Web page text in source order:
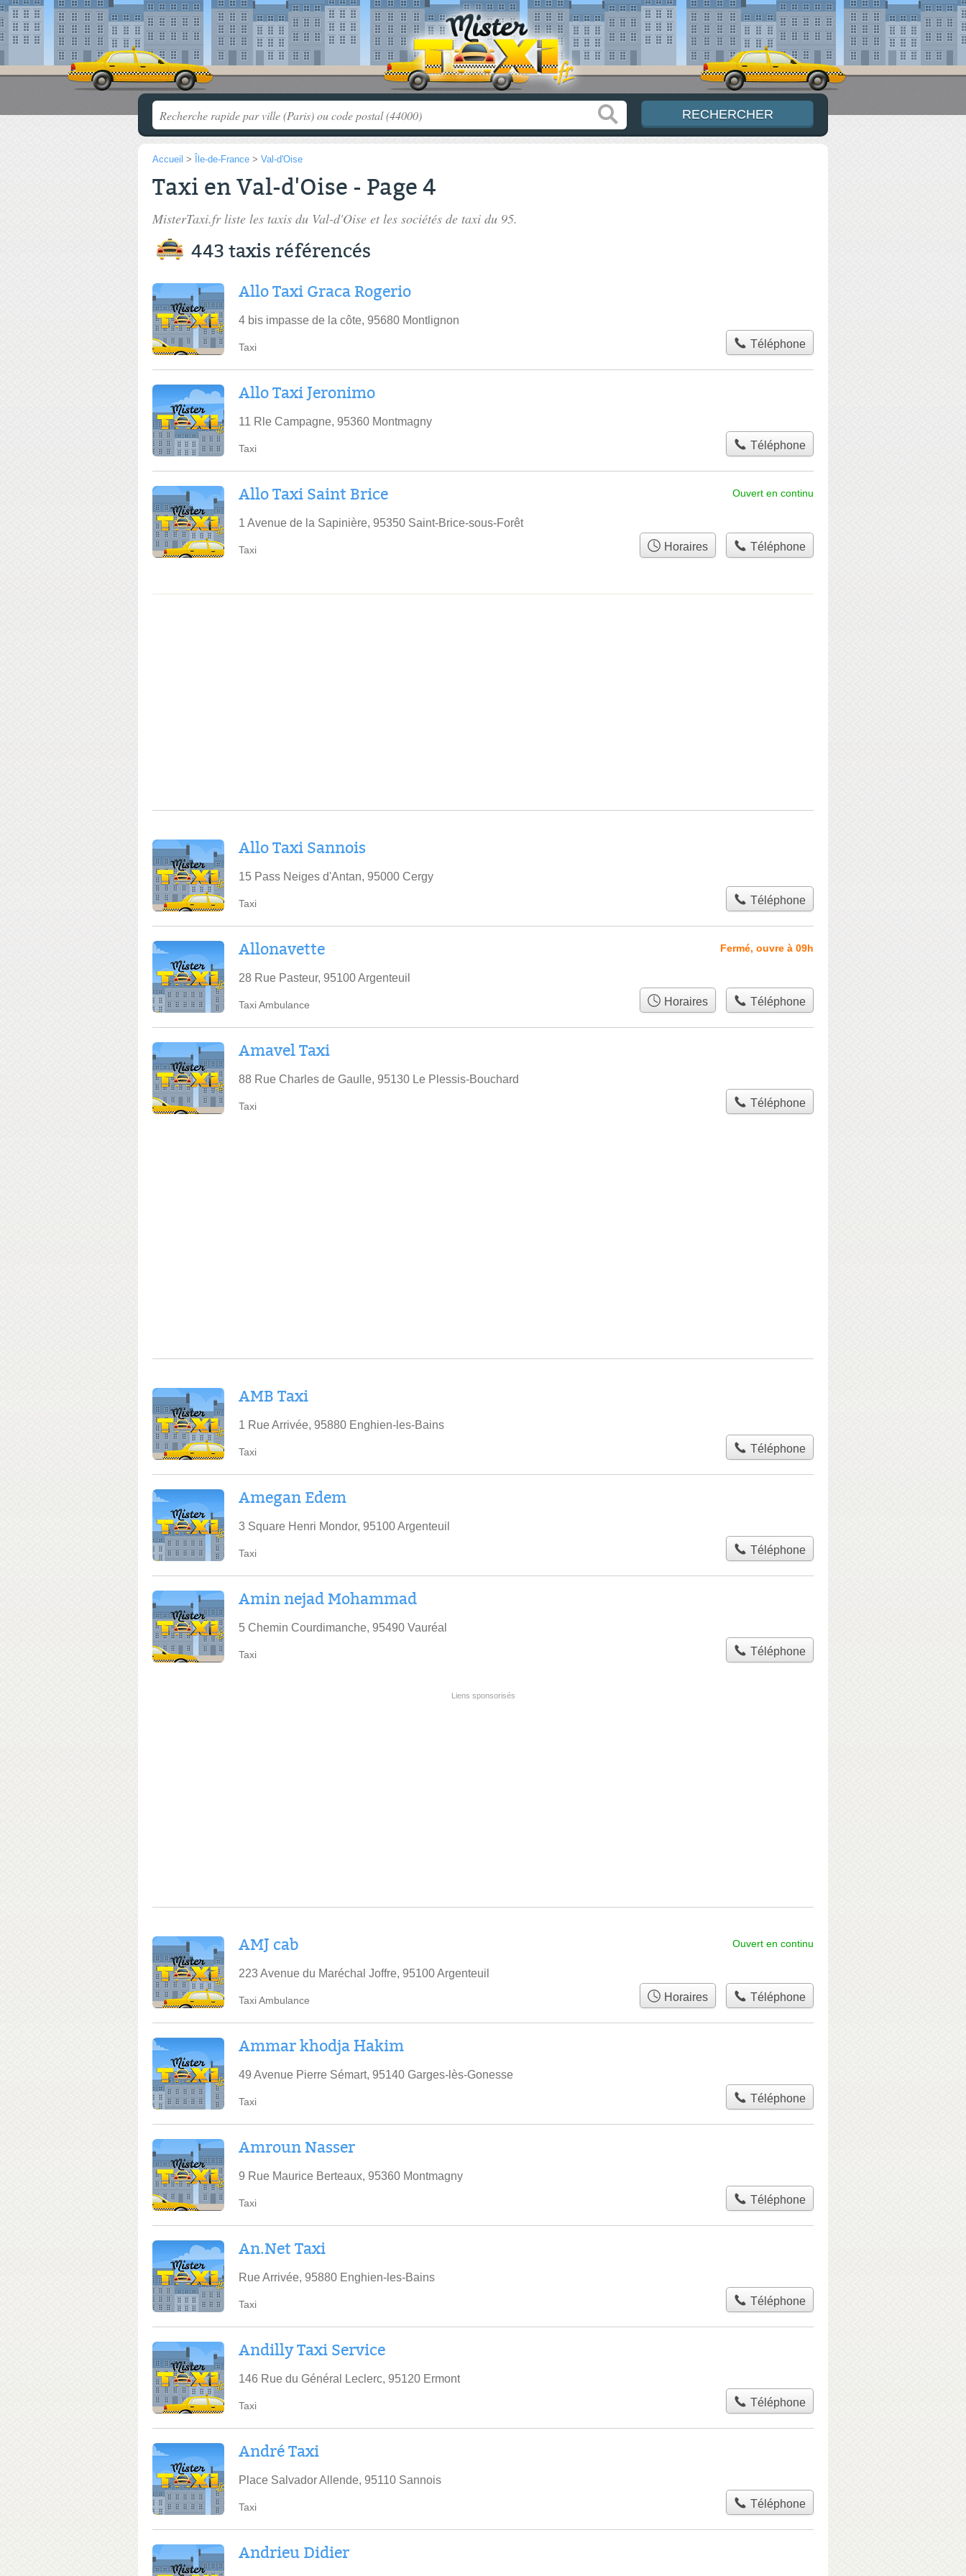
Accueil > Île-de-France > Val-d'Oise
Taxi en Val-d'Oise - Page 4
MisterTaxi.fr liste les taxis du Val-d'Oise et les sociétés de taxi du 95.
443 taxis référencés
Allo Taxi Graca Rogerio
4 bis impasse de la côte, 95680 Montlignon
Taxi Téléphone
Allo Taxi Jeronimo
11 Rle Campagne, 95360 Montmagny
Taxi Téléphone
Allo Taxi Saint Brice
1 Avenue de la Sapinière, 95350 Saint-Brice-sous-Forêt
Ouvert en continu
Taxi Horaires Téléphone
Allo Taxi Sannois
15 Pass Neiges d'Antan, 95000 Cergy
Taxi Téléphone
Allonavette
28 Rue Pasteur, 95100 Argenteuil
Fermé, ouvre à 09h
Taxi Ambulance Horaires Téléphone
Amavel Taxi
88 Rue Charles de Gaulle, 95130 Le Plessis-Bouchard
Taxi Téléphone
AMB Taxi
1 Rue Arrivée, 95880 Enghien-les-Bains
Taxi Téléphone
Amegan Edem
3 Square Henri Mondor, 95100 Argenteuil
Taxi Téléphone
Amin nejad Mohammad
5 Chemin Courdimanche, 95490 Vauréal
Taxi Téléphone
AMJ cab
223 Avenue du Maréchal Joffre, 95100 Argenteuil
Ouvert en continu
Taxi Ambulance Horaires Téléphone
Ammar khodja Hakim
49 Avenue Pierre Sémart, 95140 Garges-lès-Gonesse
Taxi Téléphone
Amroun Nasser
9 Rue Maurice Berteaux, 95360 Montmagny
Taxi Téléphone
An.Net Taxi
Rue Arrivée, 95880 Enghien-les-Bains
Taxi Téléphone
Andilly Taxi Service
146 Rue du Général Leclerc, 95120 Ermont
Taxi Téléphone
André Taxi
Place Salvador Allende, 95110 Sannois
Taxi Téléphone
Andrieu Didier